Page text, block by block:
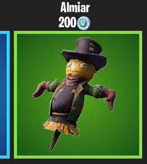
Almiar
200